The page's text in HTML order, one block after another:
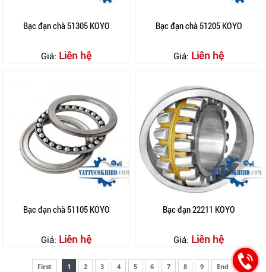
Bạc đạn chà 51305 KOYO
Giá: Liên hệ
Bạc đạn chà 51205 KOYO
Giá: Liên hệ
Bạc đạn chà 51105 KOYO
Giá: Liên hệ
Bạc đạn 22211 KOYO
Giá: Liên hệ
First 1 2 3 4 5 6 7 8 9 End